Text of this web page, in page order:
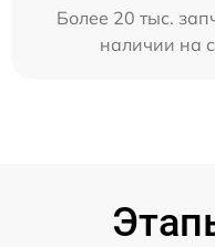
Более 20 тыс.
наличии на